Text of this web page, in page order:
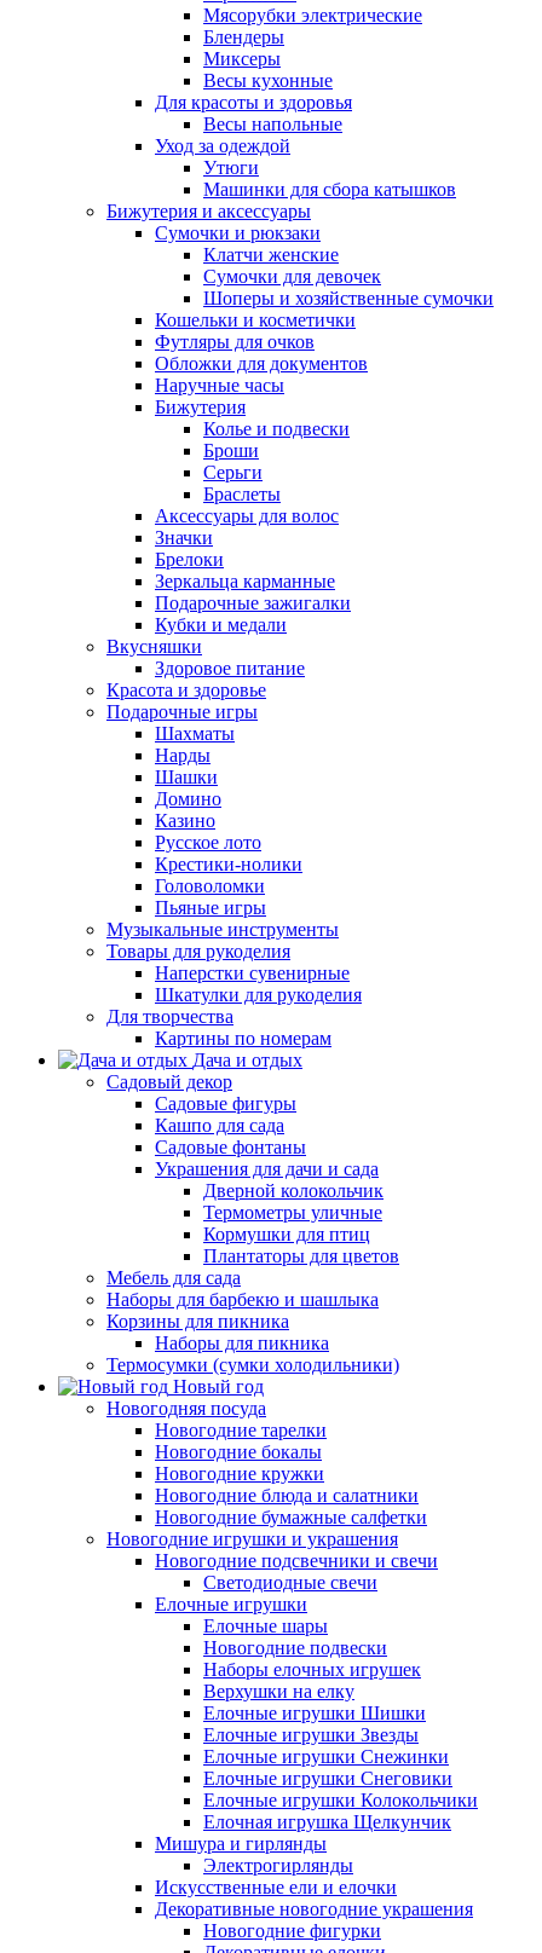
Мясорубки электрические
Блендеры
Миксеры
Весы кухонные
Для красоты и здоровья
Весы напольные
Уход за одеждой
Утюги
Машинки для сбора катышков
Бижутерия и аксессуары
Сумочки и рюкзаки
Клатчи женские
Сумочки для девочек
Шоперы и хозяйственные сумочки
Кошельки и косметички
Футляры для очков
Обложки для документов
Наручные часы
Бижутерия
Колье и подвески
Броши
Серьги
Браслеты
Аксессуары для волос
Значки
Брелоки
Зеркальца карманные
Подарочные зажигалки
Кубки и медали
Вкусняшки
Здоровое питание
Красота и здоровье
Подарочные игры
Шахматы
Нарды
Шашки
Домино
Казино
Русское лото
Крестики-нолики
Головоломки
Пьяные игры
Музыкальные инструменты
Товары для рукоделия
Наперстки сувенирные
Шкатулки для рукоделия
Для творчества
Картины по номерам
Дача и отдых
Садовый декор
Садовые фигуры
Кашпо для сада
Садовые фонтаны
Украшения для дачи и сада
Дверной колокольчик
Термометры уличные
Кормушки для птиц
Плантаторы для цветов
Мебель для сада
Наборы для барбекю и шашлыка
Корзины для пикника
Наборы для пикника
Термосумки (сумки холодильники)
Новый год
Новогодняя посуда
Новогодние тарелки
Новогодние бокалы
Новогодние кружки
Новогодние блюда и салатники
Новогодние бумажные салфетки
Новогодние игрушки и украшения
Новогодние подсвечники и свечи
Светодиодные свечи
Елочные игрушки
Елочные шары
Новогодние подвески
Наборы елочных игрушек
Верхушки на елку
Елочные игрушки Шишки
Елочные игрушки Звезды
Елочные игрушки Снежинки
Елочные игрушки Снеговики
Елочные игрушки Колокольчики
Елочная игрушка Щелкунчик
Мишура и гирлянды
Электрогирлянды
Искусственные ели и елочки
Декоративные новогодние украшения
Новогодние фигурки